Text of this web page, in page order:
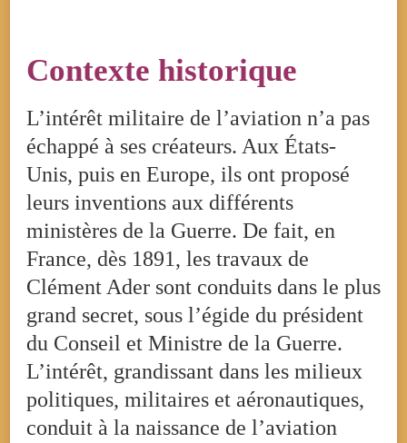
Contexte historique
L’intérêt militaire de l’aviation n’a pas
échappé à ses créateurs. Aux États-
Unis, puis en Europe, ils ont proposé
leurs inventions aux différents
ministères de la Guerre. De fait, en
France, dès 1891, les travaux de
Clément Ader sont conduits dans le plus
grand secret, sous l’égide du président
du Conseil et Ministre de la Guerre.
L’intérêt, grandissant dans les milieux
politiques, militaires et aéronautiques,
conduit à la naissance de l’aviation